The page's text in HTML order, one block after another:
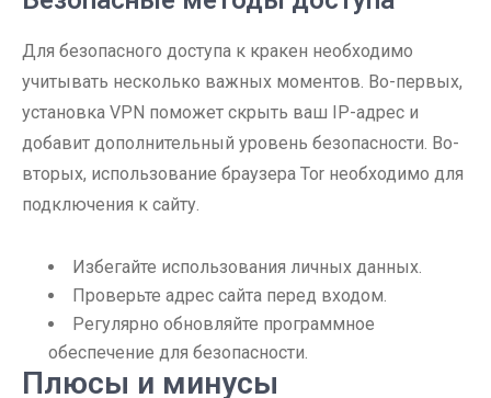
Для безопасного доступа к кракен необходимо
учитывать несколько важных моментов. Во-первых,
установка VPN поможет скрыть ваш IP-адрес и
добавит дополнительный уровень безопасности. Во-
вторых, использование браузера Tor необходимо для
подключения к сайту.
Избегайте использования личных данных.
Проверьте адрес сайта перед входом.
Регулярно обновляйте программное
обеспечение для безопасности.
Плюсы и минусы